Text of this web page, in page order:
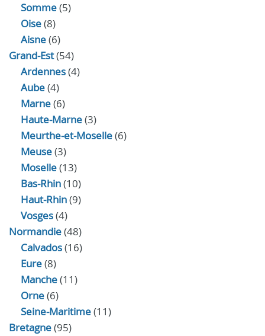
Somme(5)
Oise(8)
Aisne(6)
Grand-Est(54)
Ardennes(4)
Aube(4)
Marne(6)
Haute-Marne(3)
Meurthe-et-Moselle(6)
Meuse(3)
Moselle(13)
Bas-Rhin(10)
Haut-Rhin(9)
Vosges(4)
Normandie(48)
Calvados(16)
Eure(8)
Manche(11)
Orne(6)
Seine-Maritime(11)
Bretagne(95)